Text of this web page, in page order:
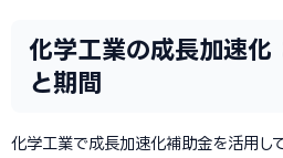
化学工業の成長加速化
と期間
化学工業で成長加速化補助金を活用し